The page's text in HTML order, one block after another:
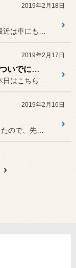
2019年2月18日
2019年2月17日
ジープコンパス ナビ交換ついでにいろいろ付けちゃいました。
2019年2月16日